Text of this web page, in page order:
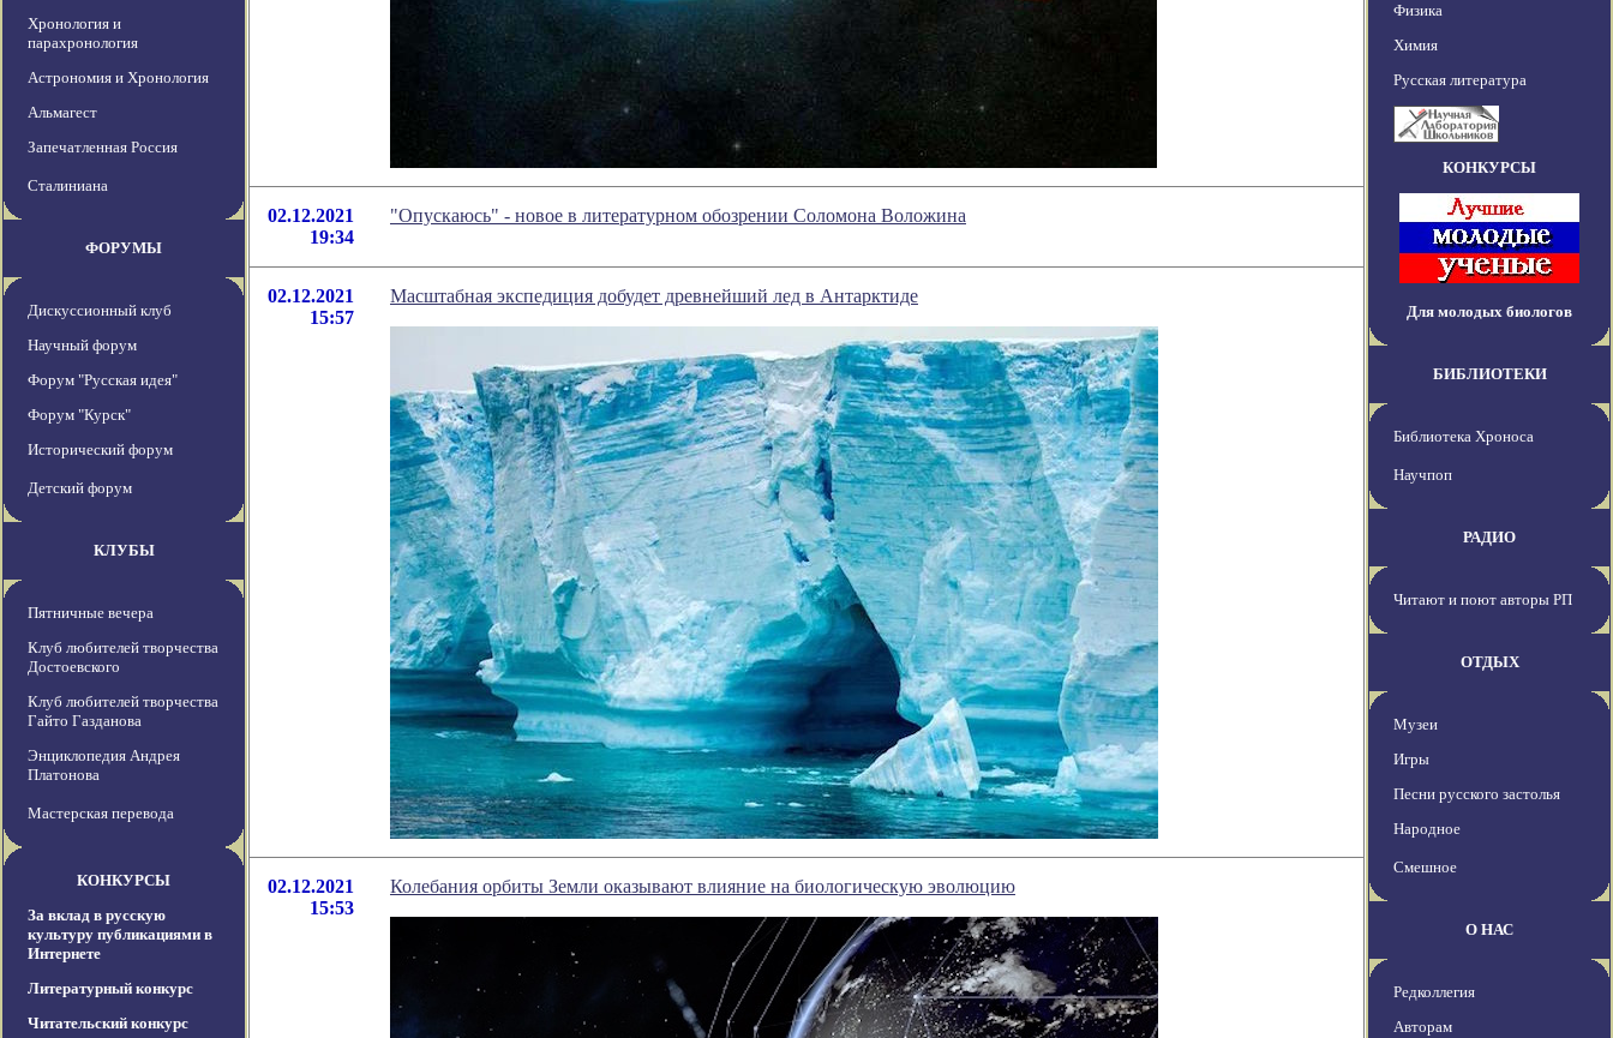
Хронология и
парахронология
Астрономия и Хронология
Альмагест
Запечатленная Россия
Сталиниана
ФОРУМЫ
Дискуссионный клуб
Научный форум
Форум "Русская идея"
Форум "Курск"
Исторический форум
Детский форум
КЛУБЫ
Пятничные вечера
Клуб любителей творчества
Достоевского
Клуб любителей творчества
Гайто Газданова
Энциклопедия Андрея
Платонова
Мастерская перевода
КОНКУРСЫ
За вклад в русскую
культуру публикациями в
Интернете
Литературный конкурс
Читательский конкурс
02.12.2021
19:34
"Опускаюсь" - новое в литературном обозрении Соломона Воложина
02.12.2021
15:57
Масштабная экспедиция добудет древнейший лед в Антарктиде
02.12.2021
15:53
Колебания орбиты Земли оказывают влияние на биологическую эволюцию
Физика
Химия
Русская литература
КОНКУРСЫ
Для молодых биологов
БИБЛИОТЕКИ
Библиотека Хроноса
Научпоп
РАДИО
Читают и поют авторы РП
ОТДЫХ
Музеи
Игры
Песни русского застолья
Народное
Смешное
О НАС
Редколлегия
Авторам